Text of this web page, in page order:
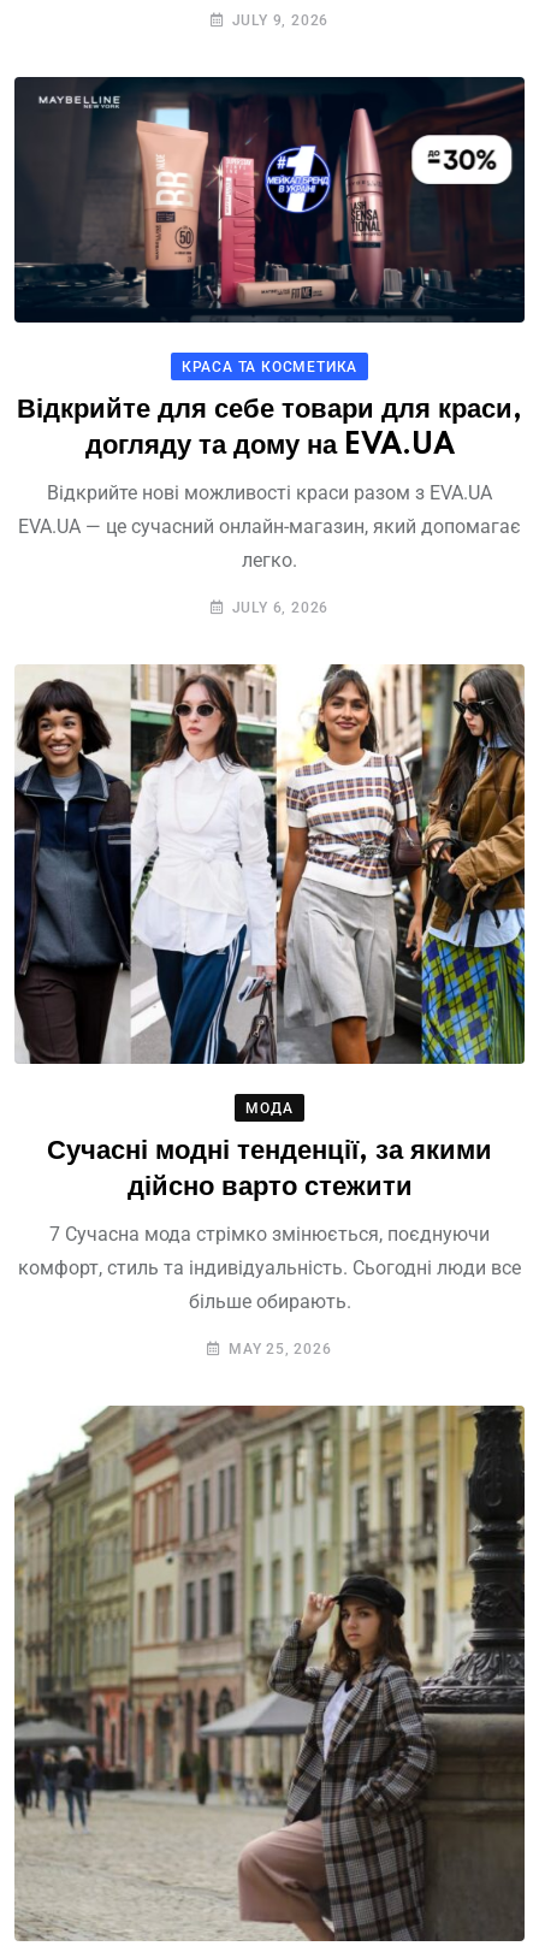
JULY 9, 2026
КРАСА ТА КОСМЕТИКА
Відкрийте для себе товари для краси,
догляду та дому на EVA.UA
Відкрийте нові можливості краси разом з EVA.UA
EVA.UA — це сучасний онлайн-магазин, який допомагає
легко.
JULY 6, 2026
МОДА
Сучасні модні тенденції, за якими
дійсно варто стежити
7 Сучасна мода стрімко змінюється, поєднуючи
комфорт, стиль та індивідуальність. Сьогодні люди все
більше обирають.
MAY 25, 2026